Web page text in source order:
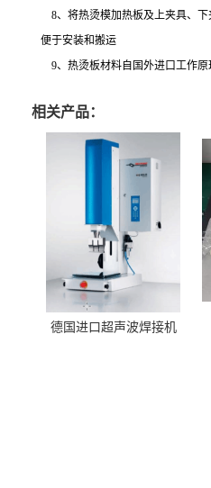
8、将热烫模加热板及上夹具、下
便于安装和搬运
9、热烫板材料自国外进口工作原
相关产品：
德国进口超声波焊接机